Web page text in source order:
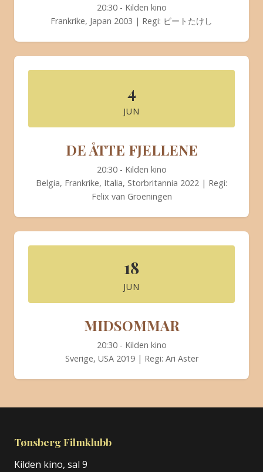
20:30 - Kilden kino
Frankrike, Japan 2003 | Regi: ビートたけし
4
JUN
DE ÅTTE FJELLENE
20:30 - Kilden kino
Belgia, Frankrike, Italia, Storbritannia 2022 | Regi:
Felix van Groeningen
18
JUN
MIDSOMMAR
20:30 - Kilden kino
Sverige, USA 2019 | Regi: Ari Aster
Tønsberg Filmklubb
Kilden kino, sal 9